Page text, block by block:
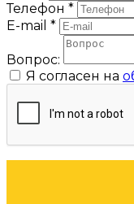
Телефон *
E-mail *
Вопрос:
Я согласен на